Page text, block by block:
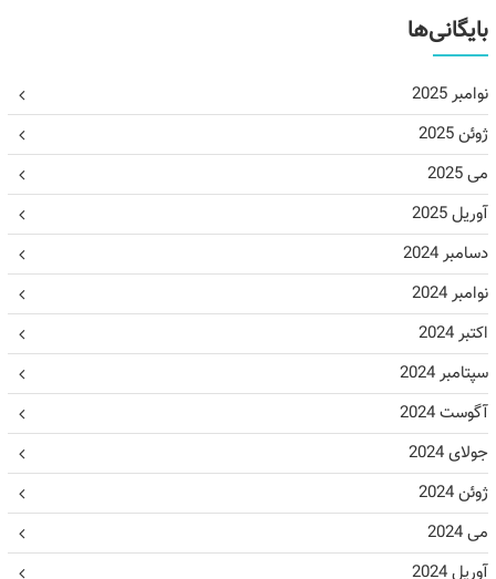
بایگانی‌ها
نوامبر 2025
ژوئن 2025
می 2025
آوریل 2025
دسامبر 2024
نوامبر 2024
اکتبر 2024
سپتامبر 2024
آگوست 2024
جولای 2024
ژوئن 2024
می 2024
آوریل 2024